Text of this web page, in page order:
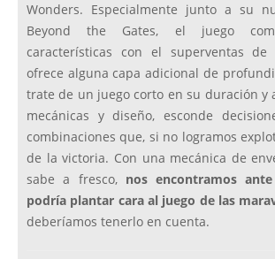
Wonders. Especialmente junto a su
Beyond the Gates, el juego
características con el superventas de
ofrece alguna capa adicional de
trate de un juego corto en su duración y
mecánicas y diseño, esconde
combinaciones que, si no logramos
de la victoria. Con una mecánica de
sabe a fresco, nos encontramos
podría plantar cara al juego de las
deberíamos tenerlo en cuenta.